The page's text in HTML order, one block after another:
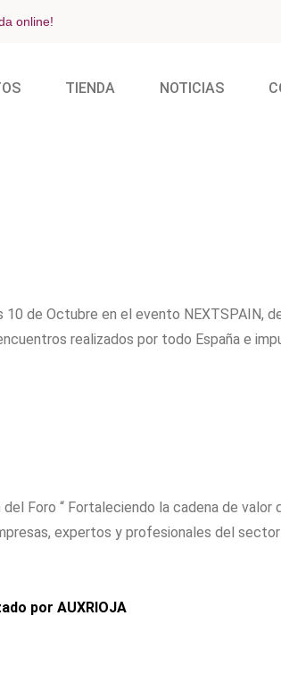
online!
TIENDA NOTICIAS
de Octubre en el evento NEXTSPAIN,
realizados por todo España e
Foro “ Fortaleciendo la cadena de valor
expertos y profesionales del
por AUXRIOJA